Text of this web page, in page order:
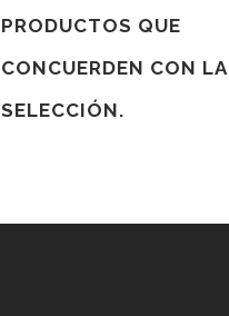
PRODUCTOS QUE
CONCUERDEN CON LA
SELECCIÓN.